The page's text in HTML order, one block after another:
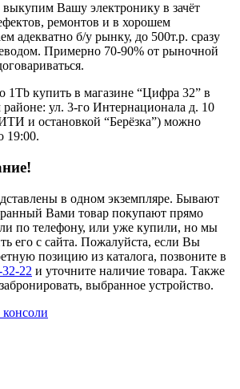
Вашу электронику в зачёт
ремонтов и в хорошем
адекватно б/у рынку, до 500т.р. сразу
Примерно 70-90% от рыночной
1Tb купить в магазине “Цифра 32” в
ул. 3-го Интернационала д. 10
и остановкой “Берёзка”) можно
19:00.
в одном экземпляре. Бывают
Вами товар покупают прямо
по телефону, или уже купили, но мы
его с сайта. Пожалуйста, если Вы
позицию из каталога, позвоните в
22 и уточните наличие товара. Также
выбранное устройство.